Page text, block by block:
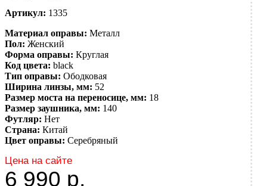
Артикул: 1335
Материал оправы: Металл
Пол: Женский
Форма оправы: Круглая
Код цвета: black
Тип оправы: Ободковая
Ширина линзы, мм: 52
Размер моста на переносице, мм: 18
Размер заушника, мм: 140
Футляр: Нет
Страна: Китай
Цвет оправы: Серебряный
Цена на сайте
6 990 р.